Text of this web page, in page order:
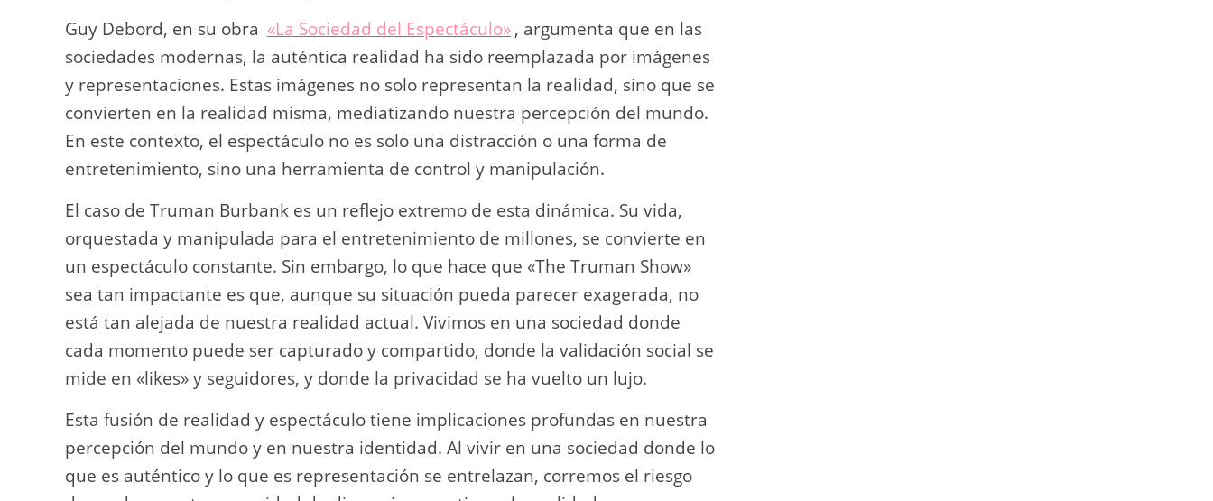
Guy Debord, en su obra «La Sociedad del Espectáculo» , argumenta que en las
sociedades modernas, la auténtica realidad ha sido reemplazada por imágenes
y representaciones. Estas imágenes no solo representan la realidad, sino que se
convierten en la realidad misma, mediatizando nuestra percepción del mundo.
En este contexto, el espectáculo no es solo una distracción o una forma de
entretenimiento, sino una herramienta de control y manipulación.
El caso de Truman Burbank es un reflejo extremo de esta dinámica. Su vida,
orquestada y manipulada para el entretenimiento de millones, se convierte en
un espectáculo constante. Sin embargo, lo que hace que «The Truman Show»
sea tan impactante es que, aunque su situación pueda parecer exagerada, no
está tan alejada de nuestra realidad actual. Vivimos en una sociedad donde
cada momento puede ser capturado y compartido, donde la validación social se
mide en «likes» y seguidores, y donde la privacidad se ha vuelto un lujo.
Esta fusión de realidad y espectáculo tiene implicaciones profundas en nuestra
percepción del mundo y en nuestra identidad. Al vivir en una sociedad donde lo
que es auténtico y lo que es representación se entrelazan, corremos el riesgo